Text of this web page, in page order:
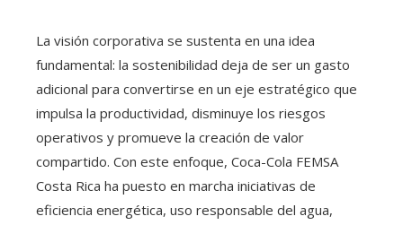
La visión corporativa se sustenta en una idea
fundamental: la sostenibilidad deja de ser un gasto
adicional para convertirse en un eje estratégico que
impulsa la productividad, disminuye los riesgos
operativos y promueve la creación de valor
compartido. Con este enfoque, Coca-Cola FEMSA
Costa Rica ha puesto en marcha iniciativas de
eficiencia energética, uso responsable del agua,